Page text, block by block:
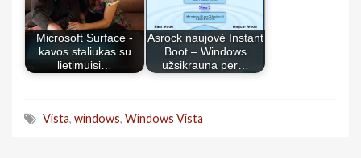
Microsoft Surface -
kavos staliukas su
lietimuisi…
Asrock naujovė Instant
Boot – Windows
užsikrauna per…
Vista, windows, Windows Vista